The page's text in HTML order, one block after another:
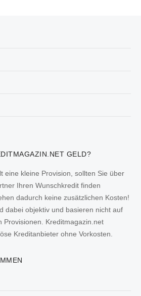
GELD?
eine kleine Provision, sollten Sie über
Ihren Wunschkredit finden
dadurch keine zusätzlichen Kosten!
dabei objektiv und basieren nicht auf
Provisionen. Kreditmagazin.net
Kreditanbieter ohne Vorkosten.